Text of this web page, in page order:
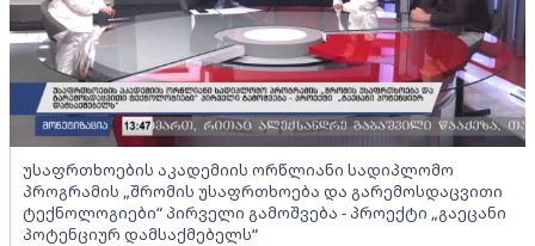
უსაფრთხოების აკადემიის ორწლიანი სადიპლომო
პროგრამის „შრომის უსაფრთხოება და გარემოსდაცვითი
ტექნოლოგიები“ პირველი გამოშვება - პროექტი „გაეცანი
პოტენციურ დამსაქმებელს“